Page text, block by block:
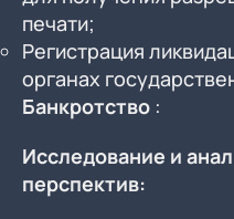
печати;
Регистрация
органах
Банкротство :
Исследование и
перспектив: